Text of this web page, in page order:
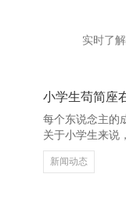
实时了
每个东说念主的
关于小学生来说
他们修复主义、
天跳动少许点”
新闻动态